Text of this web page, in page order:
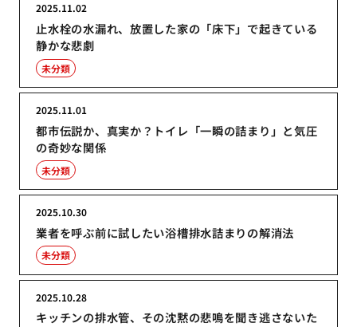
止水栓の水漏れ、放置した家の「床下」で起きている
静かな悲劇
2025.11.02
未分類
都市伝説か、真実か？トイレ「一瞬の詰まり」と気圧
の奇妙な関係
2025.11.01
未分類
業者を呼ぶ前に試したい浴槽排水詰まりの解消法
2025.10.30
未分類
キッチンの排水管、その沈黙の悲鳴を聞き逃さないた
2025.10.28